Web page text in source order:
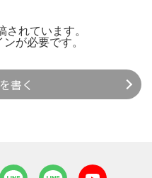
れています。
ンが必要です。
書く